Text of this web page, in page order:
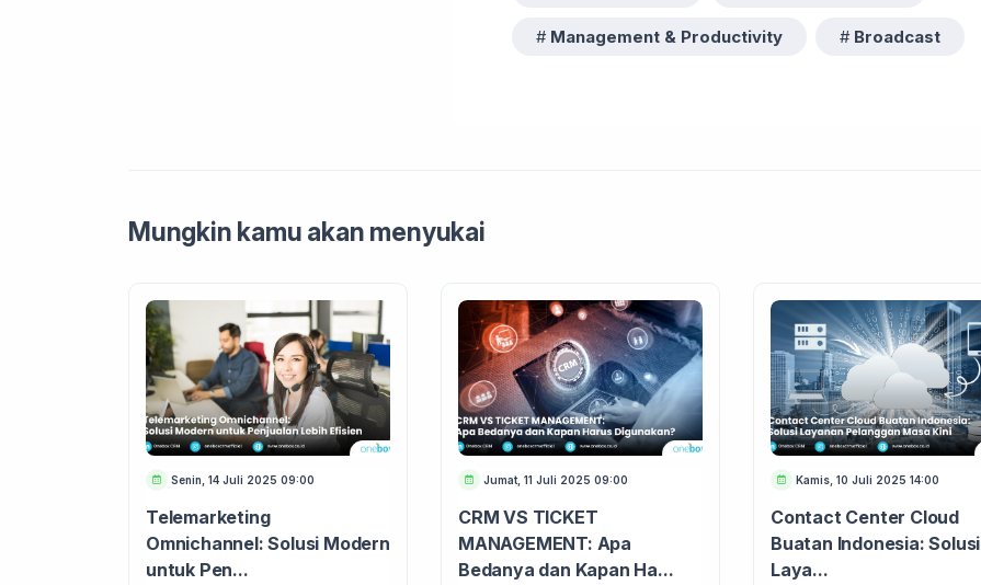
Management & Productivity Broadcast
Mungkin kamu akan menyukai
Senin, 14 Juli 2025 09:00
Telemarketing
Omnichannel: Solusi Modern
untuk Pen...
Jumat, 11 Juli 2025 09:00
CRM VS TICKET
MANAGEMENT: Apa
Bedanya dan Kapan Ha...
Kamis, 10 Juli 2025 14:00
Contact Center Cloud
Buatan Indonesia: Solusi
Laya...